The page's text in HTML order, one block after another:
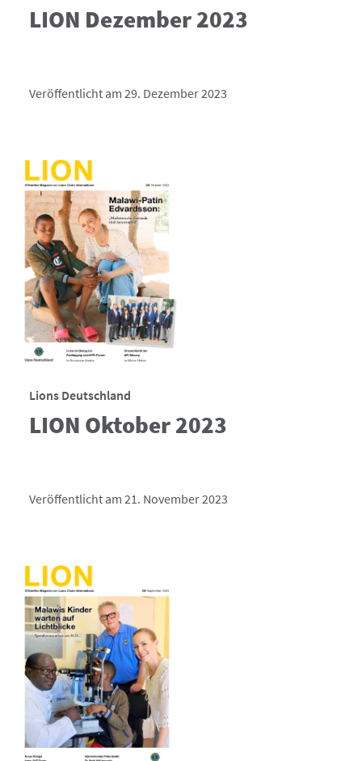
LION Dezember 2023
Veröffentlicht am 29. Dezember 2023
Lions Deutschland
LION Oktober 2023
Veröffentlicht am 21. November 2023